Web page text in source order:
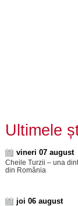
Ultimele
vineri 07 august
Cheile Turzii – una
din România
joi 06 august